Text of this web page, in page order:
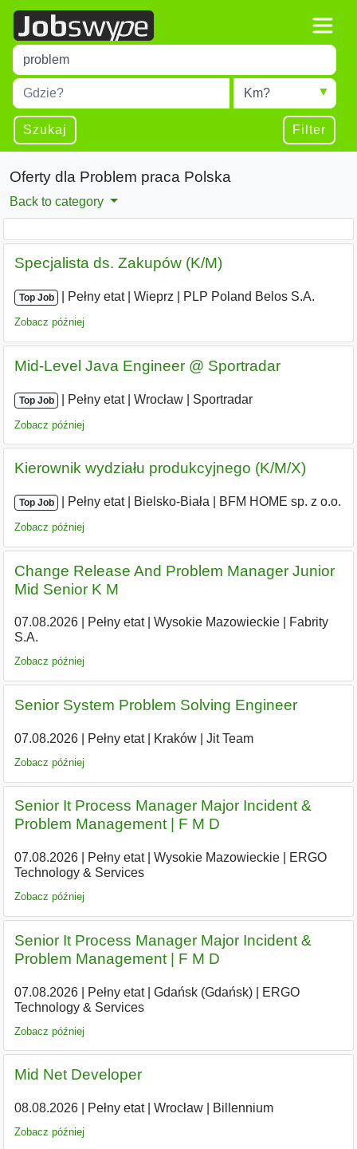
Title
Type 1 or more characters for results.
Miejscowość
Type 1 or more characters for results.
Radius
Szukaj Filter
Oferty dla Problem praca Polska
Back to category
Specjalista ds. Zakupów (K/M)
Top Job Pełny etat| Wieprz PLP Poland Belos S.A.
Zobacz później
Mid-Level Java Engineer @ Sportradar
Top Job Pełny etat| Wrocław Sportradar
Zobacz później
Kierownik wydziału produkcyjnego (K/M/X)
Top Job Pełny etat| Bielsko-Biała BFM HOME sp. z o.o.
Zobacz później
Change Release And Problem Manager Junior
Mid Senior K M
07.08.2026| Pełny etat| Wysokie Mazowieckie|
Fabrity
S.A.
Zobacz później
Senior System Problem Solving Engineer
07.08.2026| Pełny etat| Kraków| Jit Team
Zobacz później
Senior It Process Manager Major Incident &
Problem Management | F M D
07.08.2026| Pełny etat| Wysokie Mazowieckie|
ERGO
Technology & Services
Zobacz później
Senior It Process Manager Major Incident &
Problem Management | F M D
07.08.2026| Pełny etat| Gdańsk (Gdańsk)|
ERGO
Technology & Services
Zobacz później
Mid Net Developer
08.08.2026| Pełny etat| Wrocław| Billennium
Zobacz później